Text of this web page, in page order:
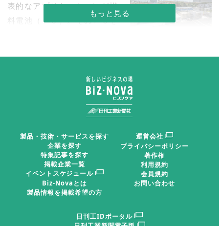
表的なアプリケーションが燃
料電池（ＦＣ）。そのＦＣを
る水素ステーションが必要と
プレクーラー、ディスペンサーなどで構成される。水素
ステーションで供給する水素確保の形式は主に、施設で
水素を製造するオンサイト型と大規模なプラントで製造
した水素を搬入・貯蔵するオフサイト型の２種類。オン
サイト型の施設では都市ガスや液化石油ガス（ＬＰＧ）
を原料に改質したり、水を電気分解したりして水素を製
製品・技術・サービスを探す
企業を探す
特集記事を探す
掲載企業一覧
イベントスケジュール
Biz-Novaとは
製品情報を掲載希望の方
運営会社
プライバシーポリシー
著作権
利用規約
会員規約
お問い合わせ
日刊工IDポータル